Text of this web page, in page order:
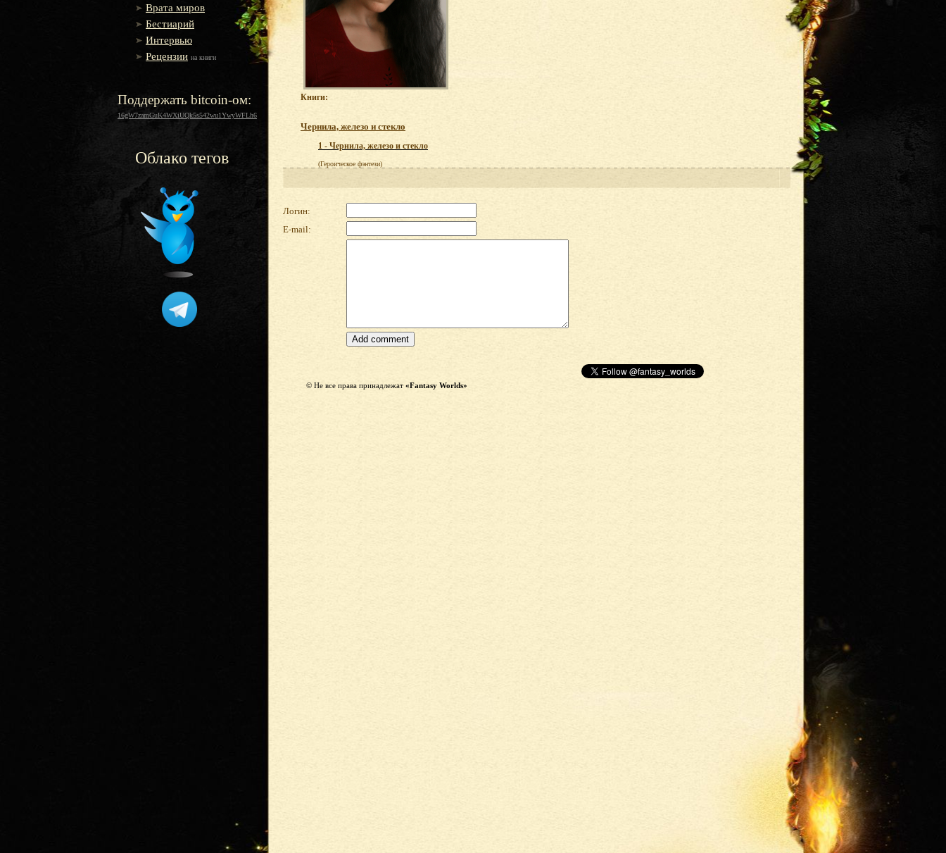
Врата миров
Бестиарий
Интервью
Рецензии на книги
Поддержать bitcoin-ом:
16gW7zamGuK4WXiUQk5s542wu1YwyWFLh6
Облако тегов
Книги:
Чернила, железо и стекло
1 - Чернила, железо и стекло
(Героическое фэнтези)
Логин:
E-mail:
© Не все права принадлежат «Fantasy Worlds»